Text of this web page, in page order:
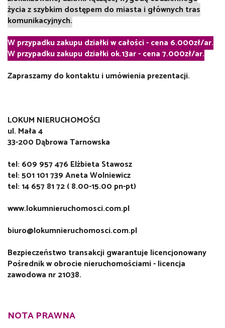
życia z szybkim dostępem do miasta i głównych tras
komunikacyjnych.
W przypadku zakupu działki w całości - cena 6.000zł/ar.
W przypadku zakupu działki ok.13ar - cena 7.000zł/ar.
Zapraszamy do kontaktu i umówienia prezentacji.
LOKUM NIERUCHOMOŚCI
ul. Mała 4
33-200 Dąbrowa Tarnowska
tel: 609 957 476 Elżbieta Stawosz
tel: 501 101 739 Aneta Wolniewicz
tel: 14 657 81 72 ( 8.00-15.00 pn-pt)
www.lokumnieruchomosci.com.pl
biuro@lokumnieruchomosci.com.pl
Bezpieczeństwo transakcji gwarantuje licencjonowany
Pośrednik w obrocie nieruchomościami - licencja
zawodowa nr 21038.
NOTA PRAWNA